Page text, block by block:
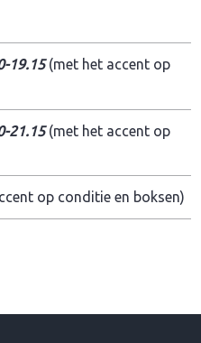
19.15(met het accent op
21.15(met het accent op
op conditie en boksen)